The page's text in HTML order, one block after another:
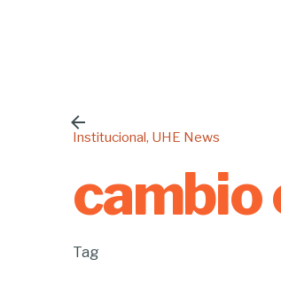
Institucional UHE News
Tag